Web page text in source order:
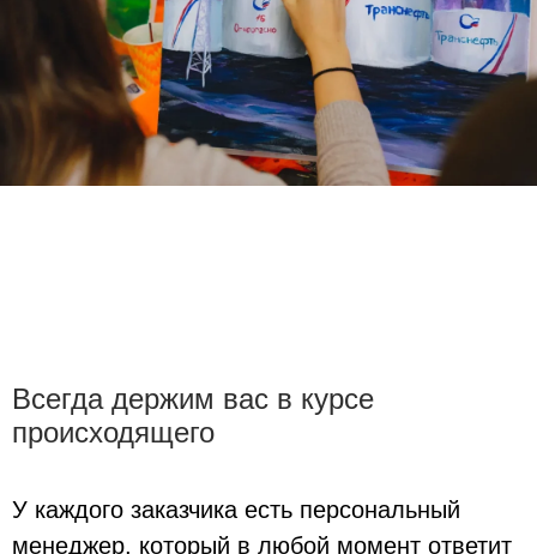
Всегда держим вас в курсе
происходящего
У каждого заказчика есть персональный
менеджер, который в любой момент ответит